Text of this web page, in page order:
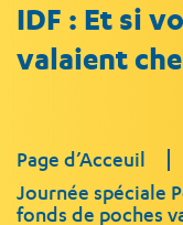
IDF : Et si
valaient
Page d’Acceuil
Journée spéciale
fonds de poches